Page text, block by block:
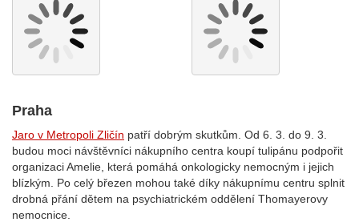
Praha
Jaro v Metropoli Zličín patří dobrým skutkům. Od 6. 3. do 9. 3.
budou moci návštěvníci nákupního centra koupí tulipánu podpořit
organizaci Amelie, která pomáhá onkologicky nemocným i jejich
blízkým. Po celý březen mohou také díky nákupnímu centru splnit
drobná přání dětem na psychiatrickém oddělení Thomayerovy
nemocnice.